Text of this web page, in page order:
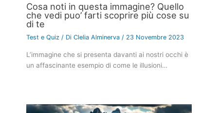
Cosa noti in questa immagine? Quello
che vedi puo’ farti scoprire più cose su
di te
Test e Quiz / DiClelia Alminerva/ 23 Novembre 2023
L’immagine che si presenta davanti ai nostri occhi è
un affascinante esempio di come le illusioni…